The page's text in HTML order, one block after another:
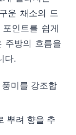
운 채소의 드
인트를 쉽게
주방의 흐름을
다.
미를 강조합
뿌려 향을 추